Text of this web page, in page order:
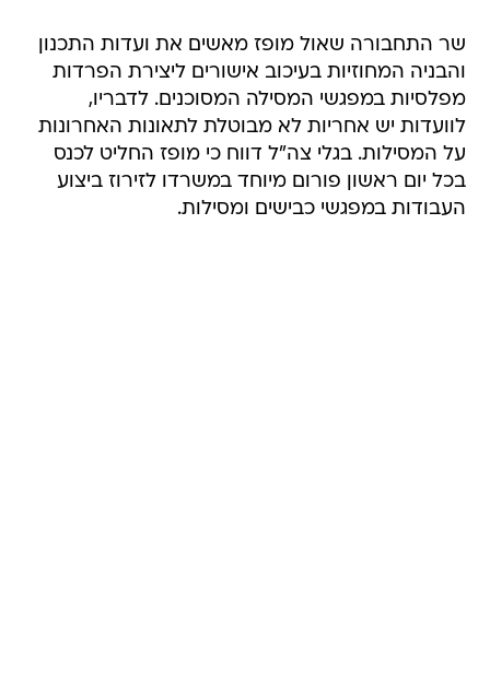
שר התחבורה שאול מופז מאשים את ועדות התכנון
והבניה המחוזיות בעיכוב אישורים ליצירת הפרדות
מפלסיות במפגשי המסילה המסוכנים. לדבריו,
לוועדות יש אחריות לא מבוטלת לתאונות האחרונות
על המסילות. בגלי צה"ל דווח כי מופז החליט לכנס
בכל יום ראשון פורום מיוחד במשרדו לזירוז ביצוע
העבודות במפגשי כבישים ומסילות.